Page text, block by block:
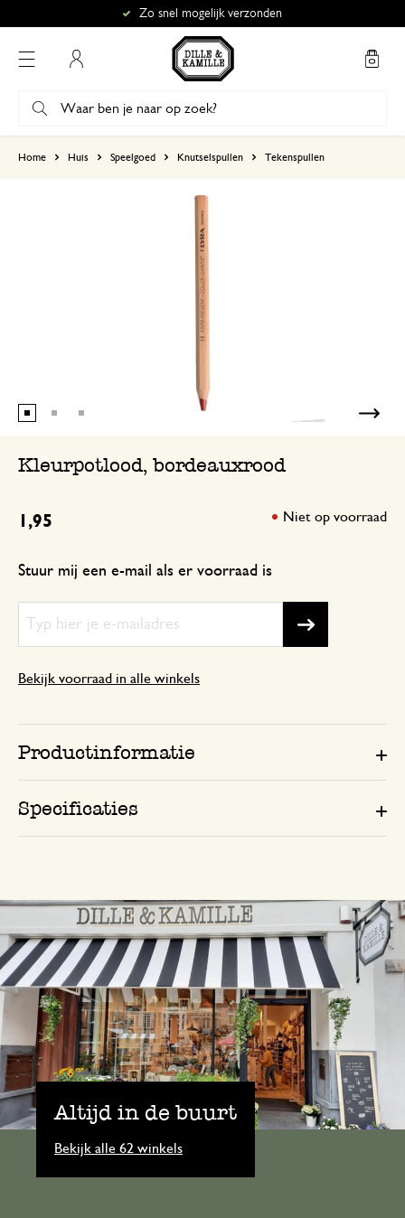
Zo snel mogelijk verzonden
Home Huis Speelgoed Knutselspullen Tekenspullen
Kleurpotlood, bordeauxrood
1,95
Stuur mij een e-mail als er voorraad is
Niet op voorraad
Bekijk voorraad in alle winkels
Productinformatie
Specificaties
Altijd in de buurt
Bekijk alle 62 winkels